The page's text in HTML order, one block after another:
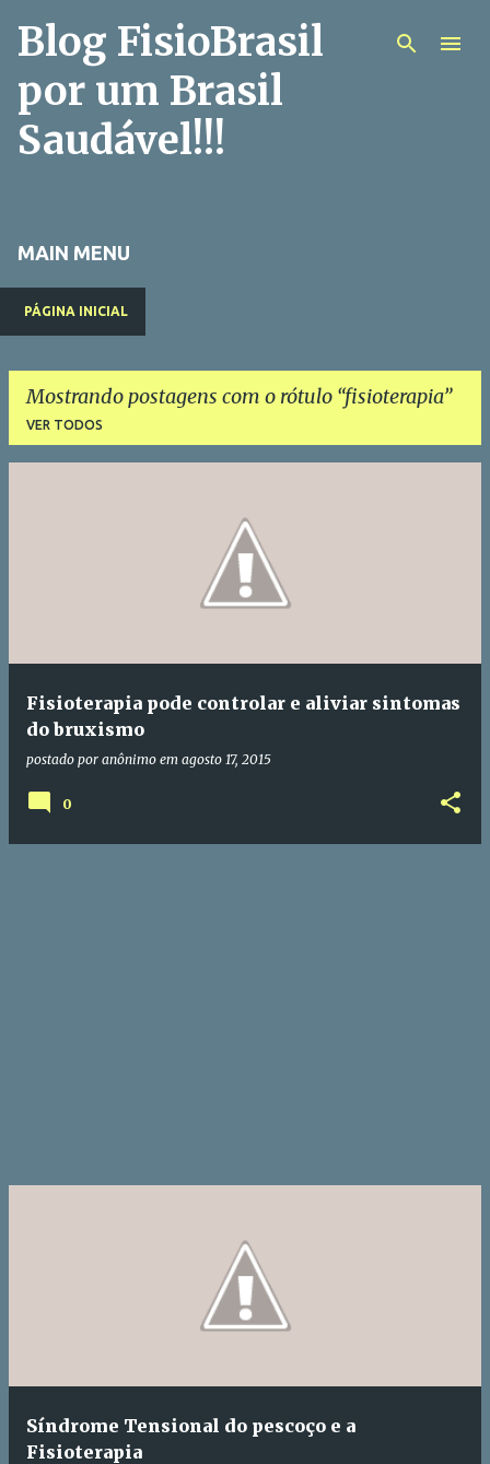
Pular para o conteúdo principal
Blog FisioBrasil
por um Brasil
Saudável!!!
MAIN MENU
PÁGINA INICIAL
Mostrando postagens com o rótulo fisioterapia
VER TODOS
Fisioterapia pode controlar e aliviar sintomas
do bruxismo
postado por anônimo em agosto 17, 2015
0
Síndrome Tensional do pescoço e a
Fisioterapia